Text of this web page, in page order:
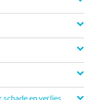
en verlies